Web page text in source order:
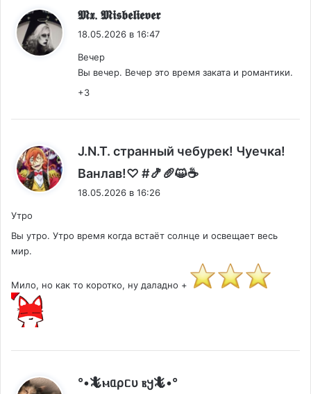
𝕸𝖝. 𝕸𝖎𝖘𝖇𝖊𝖑𝖎𝖊𝖛𝖊𝖗:
18.05.2026 в 16:47
Вечер
Вы вечер. Вечер это время заката и романтики.
+3
J.N.T. странный чебурек! Чуечка!
Ванлав!♡ #🍤🥖😺☕
18.05.2026 в 16:26
Утро
Вы утро. Утро время когда встаёт солнце и освещает весь
мир.
Мило, но как то коротко, ну даладно +
°•🦎ⲙᥲρᥴυ ⲃ𐔤🦎•°